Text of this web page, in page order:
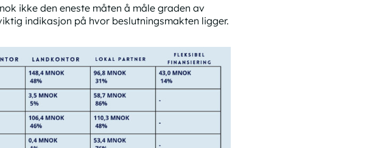
ikke den eneste måten å måle graden av
indikasjon på hvor beslutningsmakten ligger.